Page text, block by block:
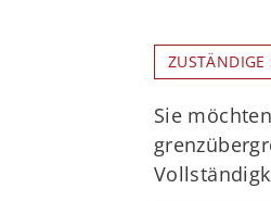
ZUSTÄNDIGE
Sie